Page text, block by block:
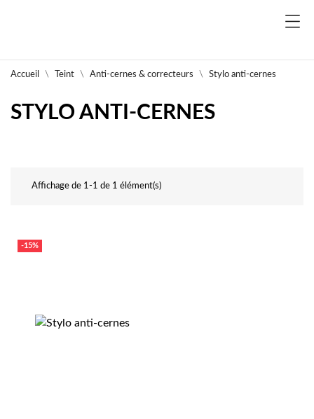
Accueil Teint Anti-cernes & correcteurs Stylo anti-cernes
STYLO ANTI-CERNES
Affichage de 1-1 de 1 élément(s)
-15%